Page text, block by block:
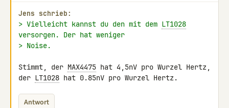
Jens schrieb:
> Vielleicht kannst du den mit dem LT1028
versorgen. Der hat weniger
> Noise.
Stimmt, der MAX4475 hat 4,5nV pro Wurzel Hertz,
der LT1028 hat 0.85nV pro Wurzel Hertz.
Antwort